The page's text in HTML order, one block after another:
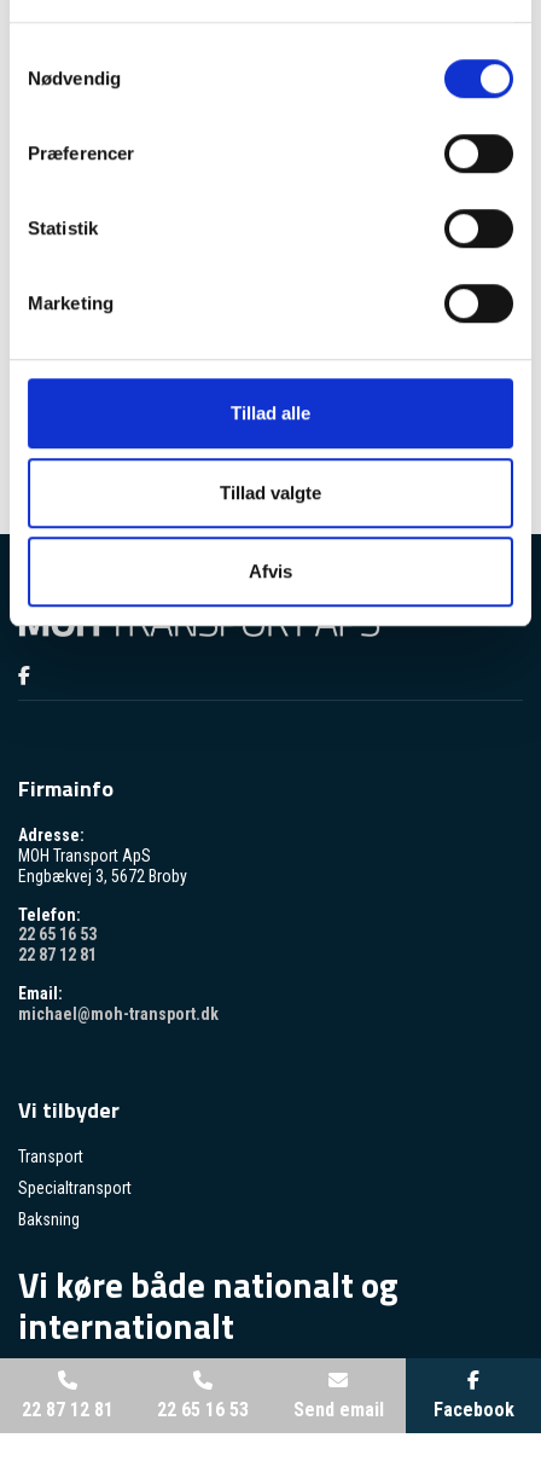
Nødvendig
Præferencer
Statistik
Marketing
Tillad alle
Tillad valgte
Afvis
Firmainfo
Adresse:
MOH Transport ApS
Engbækvej 3, 5672 Broby
Telefon:
22 65 16 53
22 87 12 81
Email:
michael@moh-transport.dk
Vi tilbyder
Transport
Specialtransport
Baksning
Vi køre både nationalt og
internationalt
22 87 12 81 22 65 16 53 Send email Facebook
Copyright © 2026 - MOH Transport ApS, CVR 37993433 |Cookiepolitik